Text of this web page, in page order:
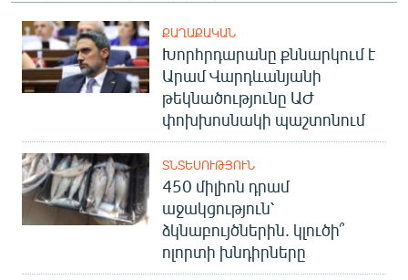
ՔԱՂԱՔԱԿԱՆ
Խորհրդարանը քննարկում է
Արամ Վարդևանյանի
թեկնածությունը ԱԺ
փոխխոսնակի պաշտոնում
ՏՆՏԵՍՈՒԹՅՈՒՆ
450 միլիոն դրամ
աջակցություն՝
ձկնաբույծներին. կլուծի՞
ոլորտի խնդիրները